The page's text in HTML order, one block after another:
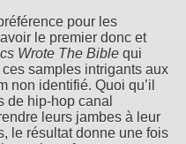
pour les
le premier donc et
Wrote The Bible qui
samples intrigants aux
non identifié. Quoi qu’il
de hip-hop canal
leurs jambes à leur
le résultat donne une fois